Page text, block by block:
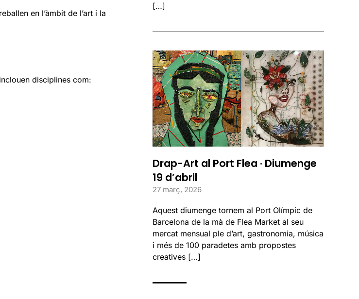
en l’àmbit de l’art i la
disciplines com:
[…]
Drap-Art al Port Flea · Diumenge
19 d’abril
27 març, 2026
Aquest diumenge tornem al Port Olímpic de
Barcelona de la mà de Flea Market al seu
mercat mensual ple d’art, gastronomia, música
i més de 100 paradetes amb propostes
creatives […]